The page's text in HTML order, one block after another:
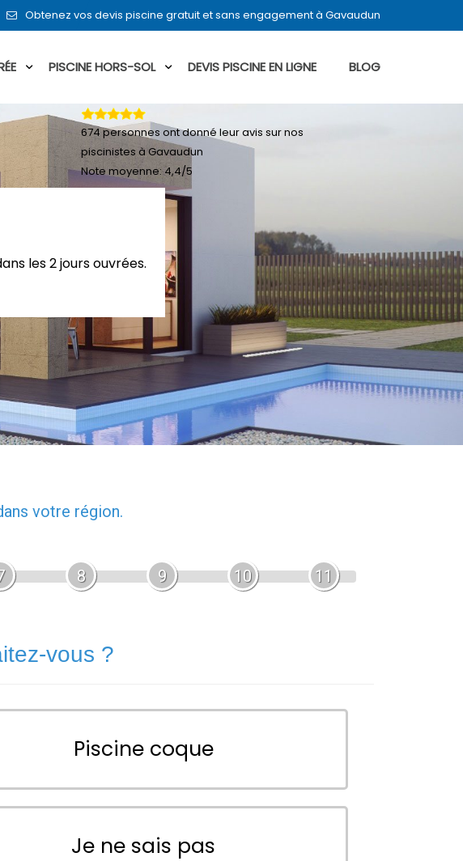
Obtenez vos devis piscine gratuit et sans engagement à Gavaudun
PISCINE HORS-SOL DEVIS PISCINE EN LIGNE BLOG
les 2 jours ouvrées.
674personnes ont donné leuravis sur nos
piscinistes à Gavaudun
Note moyenne:4,4/5
votre région.
8 9 10 11
vous ?
Piscine coque
Je ne sais pas